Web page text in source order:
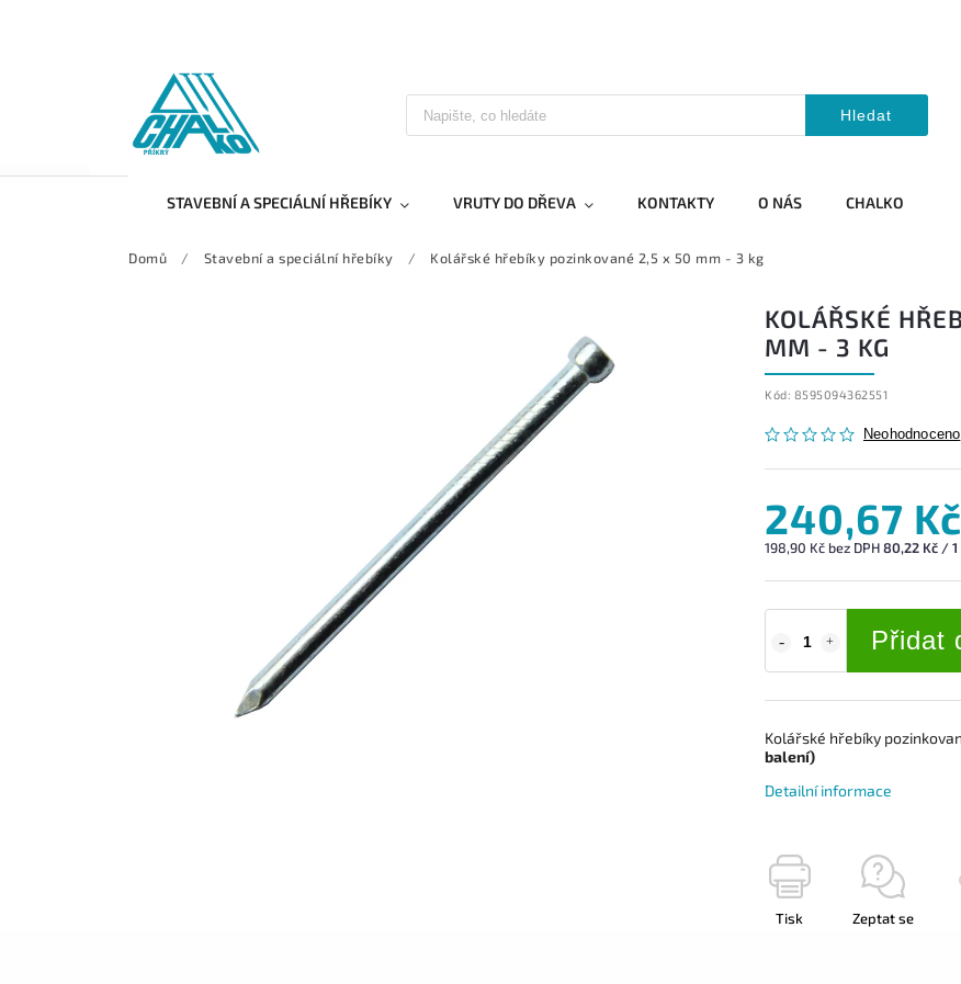
Hledat
STAVEBNÍ A SPECIÁLNÍ HŘEBÍKY VRUTY DO DŘEVA KONTAKTY O NÁS CHALKO
Domů / Stavební a speciální hřebíky / Kolářské hřebíky pozinkované 2,5 x 50 mm - 3 kg
KOLÁŘSKÉ
MM - 3 KG
Kód: 8595094362551
Neohodnoceno
240,67 Kč
198,90 Kč bez DPH80,22 Kč / 1
Přidat
Kolářské hřebíky
balení)
Detailní informace
Tisk Zeptat se